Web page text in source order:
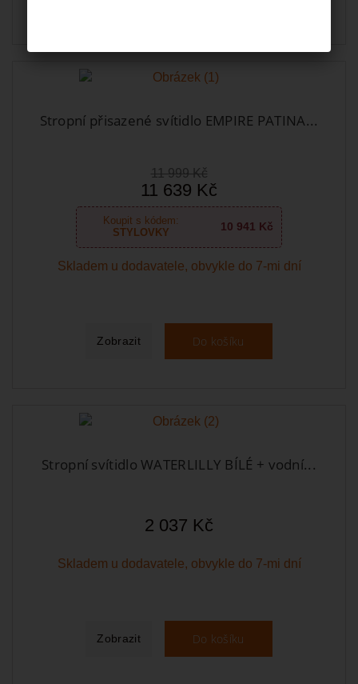
Stropní přisazené svítidlo EMPIRE PATINA...
11 999 Kč
11 639 Kč
Koupit s kódem:
STYLOVKY
10 941 Kč
Skladem u dodavatele, obvykle do 7-mi dní
Zobrazit Do košíku
Stropní svítidlo WATERLILLY BÍLÉ + vodní...
2 037 Kč
Skladem u dodavatele, obvykle do 7-mi dní
Zobrazit Do košíku